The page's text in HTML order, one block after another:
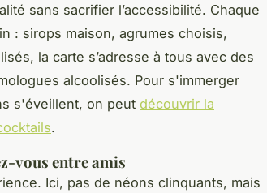
sans sacrifier l’accessibilité. Chaque
: sirops maison, agrumes choisis,
la carte s’adresse à tous avec des
alcoolisés. Pour s'immerger
s'éveillent, on peut découvrir la
.
vous entre amis
Ici, pas de néons clinquants, mais